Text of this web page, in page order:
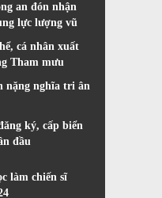
an đón nhận
lực lượng vũ
cá nhân xuất
Tham mưu
nặng nghĩa tri ân
ký, cấp biển
đầu
làm chiến sĩ